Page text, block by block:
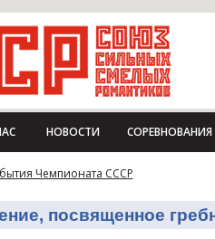
НОВОСТИ СОРЕВНОВАНИЯ
Чемпионата СССР
посвященное